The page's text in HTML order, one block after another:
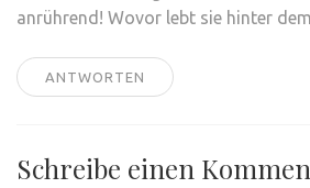
anrührend! Wovor lebt sie hinter
ANTWORTEN
Schreibe einen